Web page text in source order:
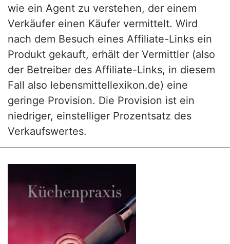
wie ein Agent zu verstehen, der einem
Verkäufer einen Käufer vermittelt. Wird
nach dem Besuch eines Affiliate-Links ein
Produkt gekauft, erhält der Vermittler (also
der Betreiber des Affiliate-Links, in diesem
Fall also lebensmittellexikon.de) eine
geringe Provision. Die Provision ist ein
niedriger, einstelliger Prozentsatz des
Verkaufswertes.